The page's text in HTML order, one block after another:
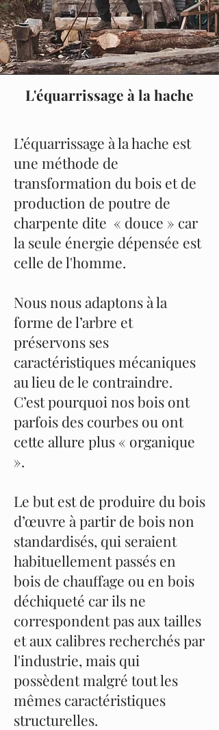
L'équarrissage à la hache
L’équarrissage à la hache est
une méthode de
transformation du bois et de
production de poutre de
charpente dite « douce » car
la seule énergie dépensée est
celle de l'homme.
Nous nous adaptons à la
forme de l’arbre et
préservons ses
caractéristiques mécaniques
au lieu de le contraindre.
C’est pourquoi nos bois ont
parfois des courbes ou ont
cette allure plus « organique
».
Le but est de produire du bois
d’œuvre à partir de bois non
standardisés, qui seraient
habituellement passés en
bois de chauffage ou en bois
déchiqueté car ils ne
correspondent pas aux tailles
et aux calibres recherchés par
l'industrie, mais qui
possèdent malgré tout les
mêmes caractéristiques
structurelles.